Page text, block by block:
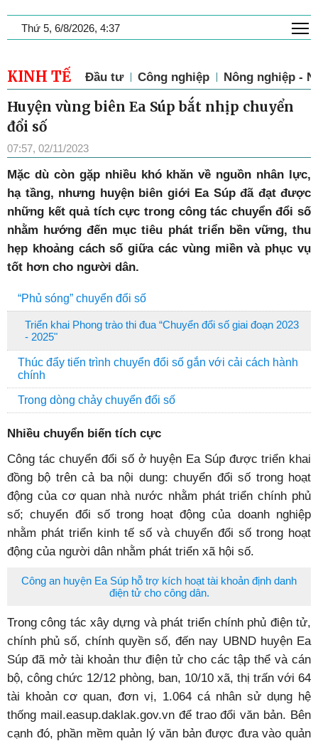
Thứ 5, 6/8/2026, 4:37
KINH TẾ Đầu tư Công nghiệp Nông nghiệp -
Huyện vùng biên Ea Súp bắt nhịp chuyển
đổi số
07:57, 02/11/2023
Mặc dù còn gặp nhiều khó khăn về nguồn nhân lực,
hạ tầng, nhưng huyện biên giới Ea Súp đã đạt được
những kết quả tích cực trong công tác chuyển đổi số
nhằm hướng đến mục tiêu phát triển bền vững, thu
hẹp khoảng cách số giữa các vùng miền và phục vụ
tốt hơn cho người dân.
“Phủ sóng” chuyển đổi số
Triển khai Phong trào thi đua “Chuyển đổi số giai đoạn 2023
- 2025"
Thúc đẩy tiến trình chuyển đổi số gắn với cải cách hành
chính
Trong dòng chảy chuyển đổi số
Nhiều chuyển biến tích cực
Công tác chuyển đổi số ở huyện Ea Súp được triển khai
đồng bộ trên cả ba nội dung: chuyển đổi số trong hoạt
động của cơ quan nhà nước nhằm phát triển chính phủ
số; chuyển đổi số trong hoạt động của doanh nghiệp
nhằm phát triển kinh tế số và chuyển đổi số trong hoạt
động của người dân nhằm phát triển xã hội số.
Công an huyện Ea Súp hỗ trợ kích hoạt tài khoản định danh
điện tử cho công dân.
Trong công tác xây dựng và phát triển chính phủ điện tử,
chính phủ số, chính quyền số, đến nay UBND huyện Ea
Súp đã mở tài khoản thư điện tử cho các tập thể và cán
bộ, công chức 12/12 phòng, ban, 10/10 xã, thị trấn với 64
tài khoản cơ quan, đơn vị, 1.064 cá nhân sử dụng hệ
thống mail.easup.daklak.gov.vn để trao đổi văn bản. Bên
cạnh đó, phần mềm quản lý văn bản được đưa vào quản